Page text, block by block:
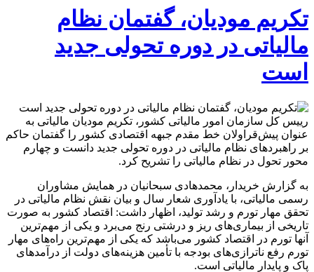
تکریم مودیان، گفتمان نظام
مالیاتی در دوره تحولی جدید
است
رییس کل سازمان امور مالیاتی کشور، تکریم مودیان مالیاتی به
عنوان پیش‌قراولان خط مقدم جبهه اقتصادی کشور را گفتمان حاکم
بر راهبردهای نظام مالیاتی در دوره تحولی جدید دانست و چهارم
محور تحول در نظام مالیاتی را تشریح کرد.
به گزارش خریدار، محمدهادی سبحانیان در همایش مشاوران
رسمی مالیاتی، با یادآوری شعار سال و بیان نقش نظام مالیاتی در
تحقق مهار تورم و رشد تولید، اظهار داشت: اقتصاد کشور به صورت
تاریخی از بیماری‌های ریز و درشتی رنج می‌برد و یکی از مهم‌ترین
آنها تورم در اقتصاد کشور می‌باشد که یکی از مهم‌ترین راه‌های مهار
تورم رفع ناترازی‌های بودجه با تأمین هزینه‌های دولت از درآمدهای
پاک و پایدار مالیاتی است.